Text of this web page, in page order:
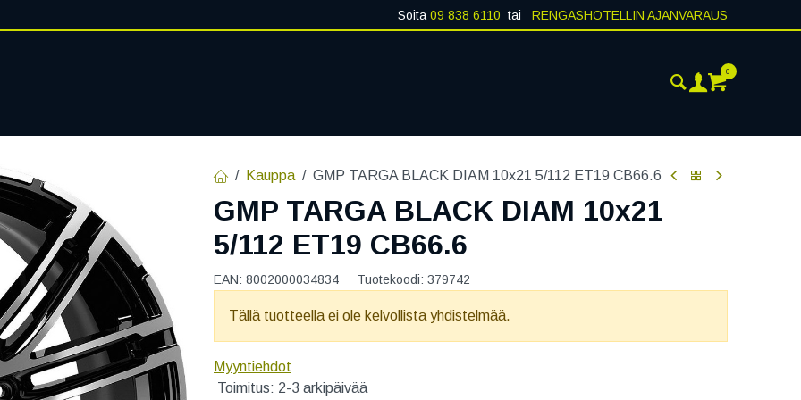
Soita 09 838 6110 tai RENGASHOTELLIN AJANVARAUS
0
Kauppa GMP TARGA BLACK DIAM 10x21 5/112 ET19 CB66.6
GMP TARGA BLACK DIAM 10x21
5/112 ET19 CB66.6
EAN: 8002000034834 Tuotekoodi: 379742
Tällä tuotteella ei ole kelvollista yhdistelmää.
Myyntiehdot
Toimitus: 2-3 arkipäivää